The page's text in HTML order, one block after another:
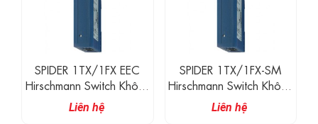
SPIDER 1TX/1FX EEC
Hirschmann Switch Không
Quản Lí 1 Cổng 100M
RJ45, 1 Cổng Quang MM
Liên hệ
SPIDER 1TX/1FX-SM
Hirschmann Switch Không
Quản Lí 1 Cổng 100M
RJ45, 1 Cổng Quang SM
Liên hệ